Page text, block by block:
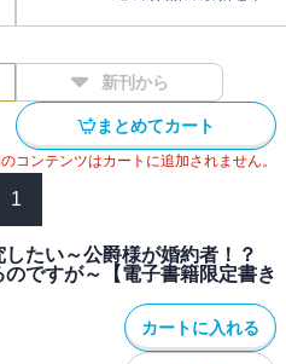
トは、療養という名のもとに北
いのせいで幼女になっていた!? 全
究に打ち込んでいく。そこへ一
しかも会いに来る？ 公爵家当
て『侍女のシャーリー』だと、
人の運命が動き始める――呪われ
愛ファンタジー!!
回の物語は呪いに王女に魔法植
飛び上がって喜びました。めち
。わくわくしながら読んでいただ
新刊から
まとめてカート
コンテンツはカートに追加されません。
1
たい～公爵様が婚約者！？
ですが～【電子書籍限定書き
カートに入れる